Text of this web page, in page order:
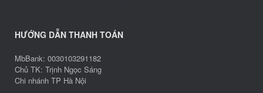
HƯỚNG DẪN THANH TOÁN
MbBank: 0030103291182
Chủ TK: Trịnh Ngọc Sáng
Chi nhánh TP Hà Nội